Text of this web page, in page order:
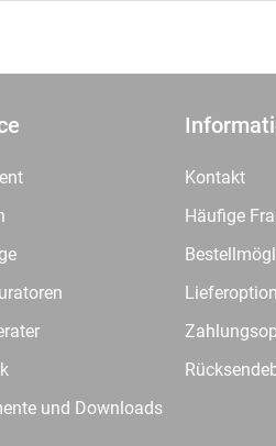
und Downloads
Kontakt
Häufige